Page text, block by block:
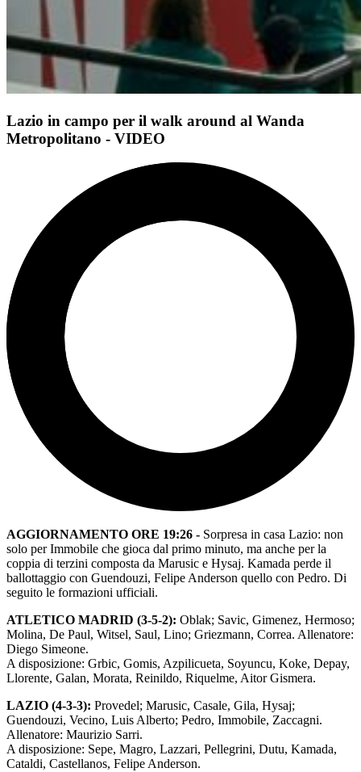
Lazio in campo per il walk around al Wanda
Metropolitano - VIDEO
AGGIORNAMENTO ORE 19:26 - Sorpresa in casa Lazio: non
solo per Immobile che gioca dal primo minuto, ma anche per la
coppia di terzini composta da Marusic e Hysaj. Kamada perde il
ballottaggio con Guendouzi, Felipe Anderson quello con Pedro. Di
seguito le formazioni ufficiali.
ATLETICO MADRID (3-5-2): Oblak; Savic, Gimenez, Hermoso;
Molina, De Paul, Witsel, Saul, Lino; Griezmann, Correa. Allenatore:
Diego Simeone.
A disposizione: Grbic, Gomis, Azpilicueta, Soyuncu, Koke, Depay,
Llorente, Galan, Morata, Reinildo, Riquelme, Aitor Gismera.
LAZIO (4-3-3): Provedel; Marusic, Casale, Gila, Hysaj;
Guendouzi, Vecino, Luis Alberto; Pedro, Immobile, Zaccagni.
Allenatore: Maurizio Sarri.
A disposizione: Sepe, Magro, Lazzari, Pellegrini, Dutu, Kamada,
Cataldi, Castellanos, Felipe Anderson.